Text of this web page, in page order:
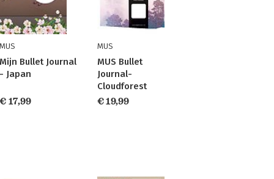
MUS
Mijn Bullet Journal
- Japan
€ 17,99
MUS
MUS Bullet
Journal-
Cloudforest
€ 19,99